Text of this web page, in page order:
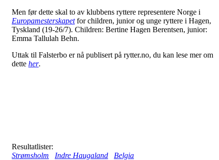
Men før dette skal to av klubbens ryttere representere Norge i
Europamesterskapetfor children, junior og unge ryttere i Hagen,
Tyskland (19-26/7). Children: Bertine Hagen Berentsen, junior:
Emma Tallulah Behn.
Uttak til Falsterbo er nå publisert på rytter.no, du kan lese mer om
dette her.
Resultatlister:
Strømsholm
Indre Haugaland Belgia